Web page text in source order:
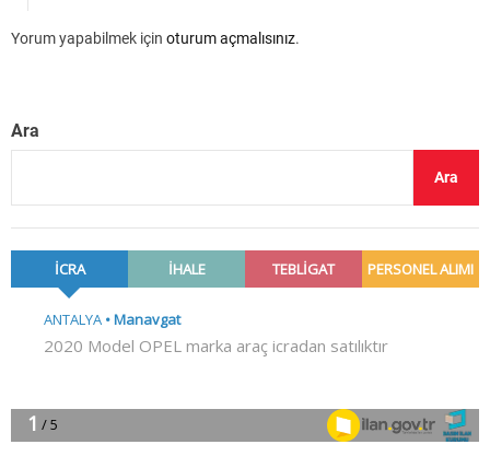
Yorum yapabilmek için oturum açmalısınız.
Ara
Ara